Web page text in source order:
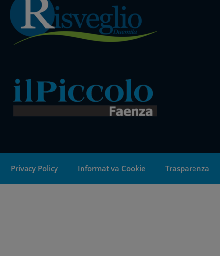
Privacy Policy Informativa Cookie Trasparenza